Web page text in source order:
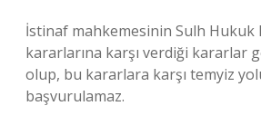
İstinaf mahkemesinin Sulh Hukuk
kararlarına karşı verdiği kararlar
olup, bu kararlara karşı temyiz
başvurulamaz.